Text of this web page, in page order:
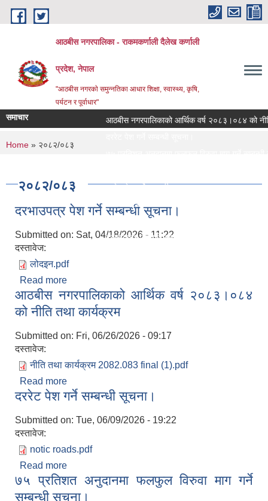
Skip to main content
आठबीस नगरपालिका - राकमकर्णाली दैलेख कर्णाली
प्रदेश, नेपाल
"आठबीस नगरकाे समुन्नतिका आधार शिक्षा, स्वास्थ्य, कृषि,
पर्यटन र पूर्वाधार"
समाचार
आठबीस नगरपालिकाको आर्थिक वर्ष २०८३।०८४ को नीति
दररेट पेश गर्ने सम्बन्धी सूचना
Re Invitation For Electronic Bids
रिक्त पदमा स्थायी शिक्षक सरुवा सरुवा सम्बन्धी सूचना।
दरभाउपत्र पेश गर्ने सम्बन्धी सूचना।
You are here
Home » २०८२/०८३
२०८२/०८३
दरभाउपत्र पेश गर्ने सम्बन्धी सूचना।
Submitted on: Sat, 04/18/2026 - 11:22
दस्तावेज:
लोदइन.pdf
Read more
आठबीस नगरपालिकाको आर्थिक वर्ष २०८३।०८४
को नीति तथा कार्यक्रम
Submitted on: Fri, 06/26/2026 - 09:17
दस्तावेज:
नीति तथा कार्यक्रम 2082.083 final (1).pdf
Read more
को नीति तथा कार्यक्रम
दररेट पेश गर्ने सम्बन्धी सूचना।
Submitted on: Tue, 06/09/2026 - 19:22
दस्तावेज:
notic roads.pdf
Read more
७५ प्रतिशत अनुदानमा फलफुल विरुवा माग गर्ने
सम्बन्धी सूचना।